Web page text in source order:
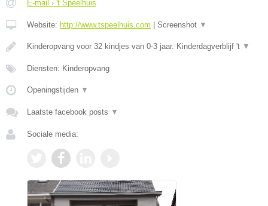
E-mail › 't Speelhuis
Website: http://www.tspeelhuis.com Screenshot ▼
Kinderopvang voor 32 kindjes van 0-3 jaar. Kinderdagverblijf 't ▼
Diensten: Kinderopvang
Openingstijden ▼
Laatste facebook posts ▼
Sociale media: